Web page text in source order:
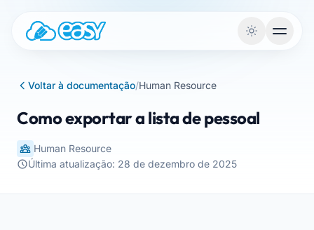
Voltar à documentação/Human Resource
Como exportar a lista de pessoal
Human Resource
Última atualização: 28 de dezembro de 2025